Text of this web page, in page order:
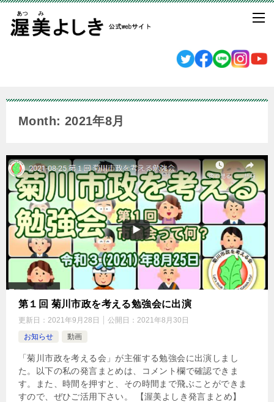
Month: 2021年8月
第１回 菊川市政を考える勉強会に出演
更新日： 2021年9月28日 公開日： 2021年8月30日
お知らせ
動画
「菊川市政を考える会」が主催する勉強会に出演しまし
た。以下の私の発言まとめは、コメント欄で確認できま
す。また、時間を押すと、その時間まで飛ぶことができま
すので、ぜひご活用下さい。 【渥美よしき発言まとめ】